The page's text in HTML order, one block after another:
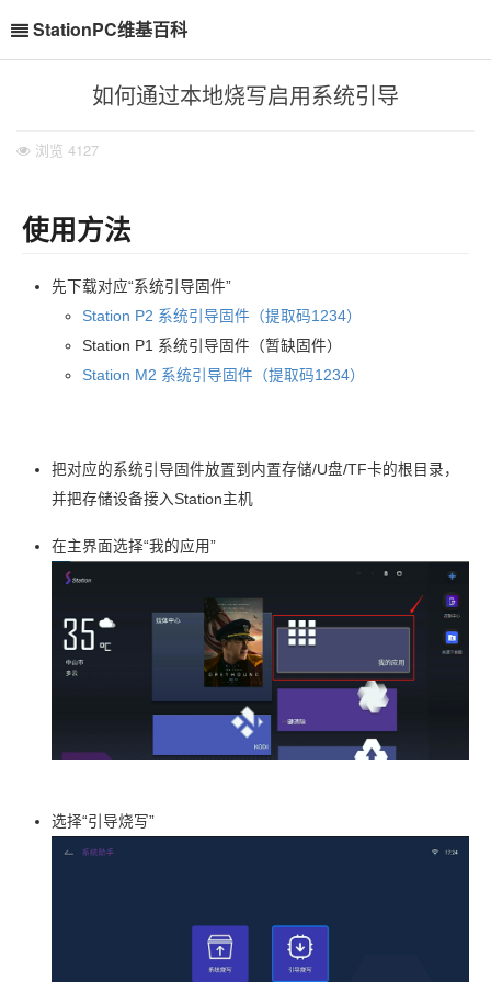
StationPC维基百科
如何通过本地烧写启用系统引导
浏览 4127
使用方法
先下载对应“系统引导固件”
Station P2 系统引导固件（提取码1234）
Station P1 系统引导固件（暂缺固件）
Station M2 系统引导固件（提取码1234）
把对应的系统引导固件放置到内置存储/U盘/TF卡的根目录，
并把存储设备接入Station主机
在主界面选择“我的应用”
选择“引导烧写”